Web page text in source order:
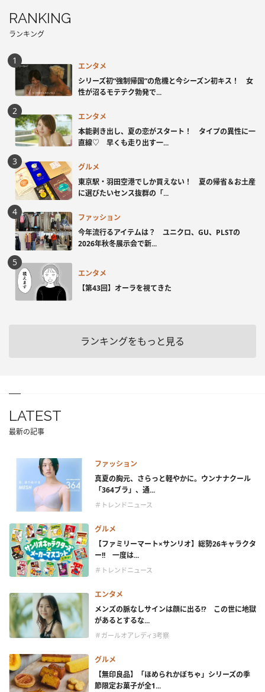
RANKING
ランキング
エンタメ
シリーズ初“強制帰国”の危機と今シーズン初キス！ 女
性が沼るモテテク勃発で...
エンタメ
本能剥き出し、夏の恋がスタート！ タイプの異性に一
直線♡ 早くも走り出す一...
グルメ
東京駅・羽田空港でしか買えない！ 夏の帰省＆お土産
に選びたいセンス抜群の「...
ファッション
今年流行るアイテムは？ ユニクロ、GU、PLSTの
2026年秋冬展示会で新...
エンタメ
【第43回】オーラを視てきた
ランキングをもっと見る
LATEST
最新の記事
ファッション
真夏の胸元、さらっと軽やかに。ウンナナクール
「364ブラ」、通...
＃トレンドニュース
グルメ
【ファミリーマート×サンリオ】総勢26キャラクタ
ー!! 一度は...
＃トレンドニュース
エンタメ
メンズの脈なしサインは顔に出る!? この世に地獄
があるとするな...
＃ガールオアレディ3考察
グルメ
【無印良品】「ほめられかぼちゃ」シリーズの季
節限定お菓子が全1...